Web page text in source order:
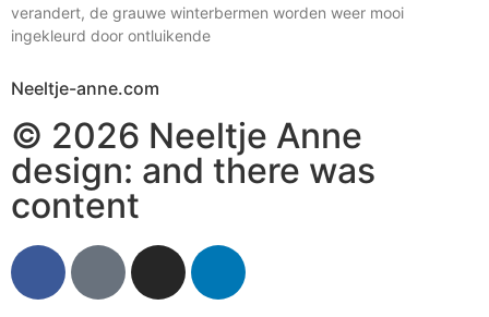
verandert, de grauwe winterbermen worden weer mooi
ingekleurd door ontluikende
Neeltje-anne.com
© 2026 Neeltje Anne
design: and there was
content